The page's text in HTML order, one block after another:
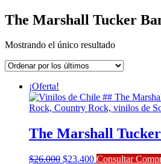
The Marshall Tucker
Mostrando el único resultado
¡Oferta!
The Marshall
$26.000 El
$23.400ElConsultar